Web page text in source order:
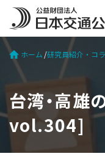
ホーム 研究員紹介・コ
台湾・高
vol.304]